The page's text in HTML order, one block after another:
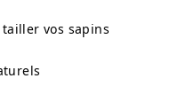
vos sapins